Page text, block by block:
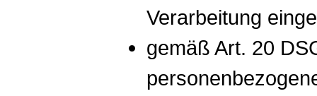
Verarbeitung
gemäß Art. 20